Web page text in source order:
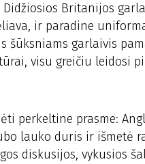
Britanijos
ir paradine
šūksniams garlaivis
visu greičiu leidosi
perkeltine prasme:
lauko duris ir išmetė
diskusijos, vykusios